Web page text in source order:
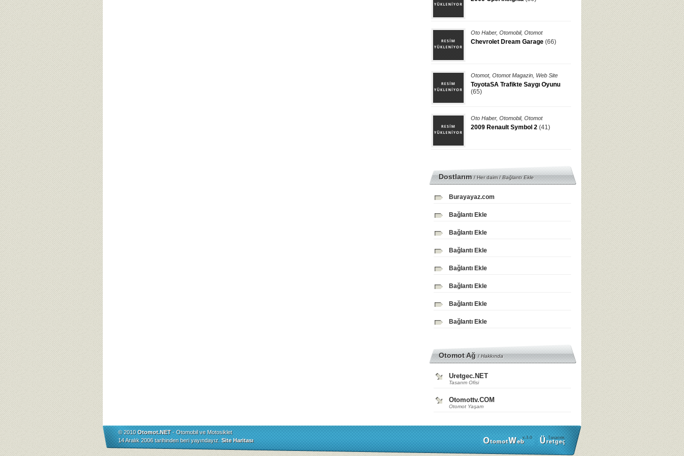
Oto Haber, Otomobil, Otomot
Chevrolet Dream Garage (66)
Otomot, Otomot Magazin Web Site
ToyotaSA Trafikte Saygı Oyunu
(65)
Oto Haber, Otomobil, Otomot
2009 Renault Symbol 2 (41)
Dostlarım/ Her daim /Bağlantı Ekle
Burayayaz.com
Bağlantı Ekle
Bağlantı Ekle
Bağlantı Ekle
Bağlantı Ekle
Bağlantı Ekle
Bağlantı Ekle
Bağlantı Ekle
Otomot Ağ/Hakkında
Uretgec.NET
Tasarım Ofisi
Otomottv.COM
Otomot Yaşam
© 2010Otomot.NET- Otomobil ve Motosiklet
14 Aralık 2006 tarihinden beri yayındayız. Site Haritası